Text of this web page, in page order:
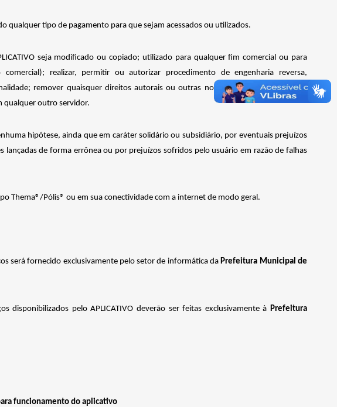
qualquer tipo de pagamento para que sejam acessados ou utilizados.
seja modificado ou copiado; utilizado para qualquer fim comercial ou para
realizar, permitir ou autorizar procedimento de engenharia reversa,
remover quaisquer direitos autorais ou outras notações proprietárias; e/ou
qualquer outro servidor.
hipótese, ainda que em caráter solidário ou subsidiário, por eventuais prejuízos
lançadas de forma errônea ou por prejuízos sofridos pelo usuário em razão de falhas
Thema®/Pólis® ou em sua conectividade com a internet de modo geral.
será fornecido exclusivamente pelo setor de informática da Prefeitura Municipal de
disponibilizados pelo APLICATIVO deverão ser feitas exclusivamente à Prefeitura
funcionamento do aplicativo